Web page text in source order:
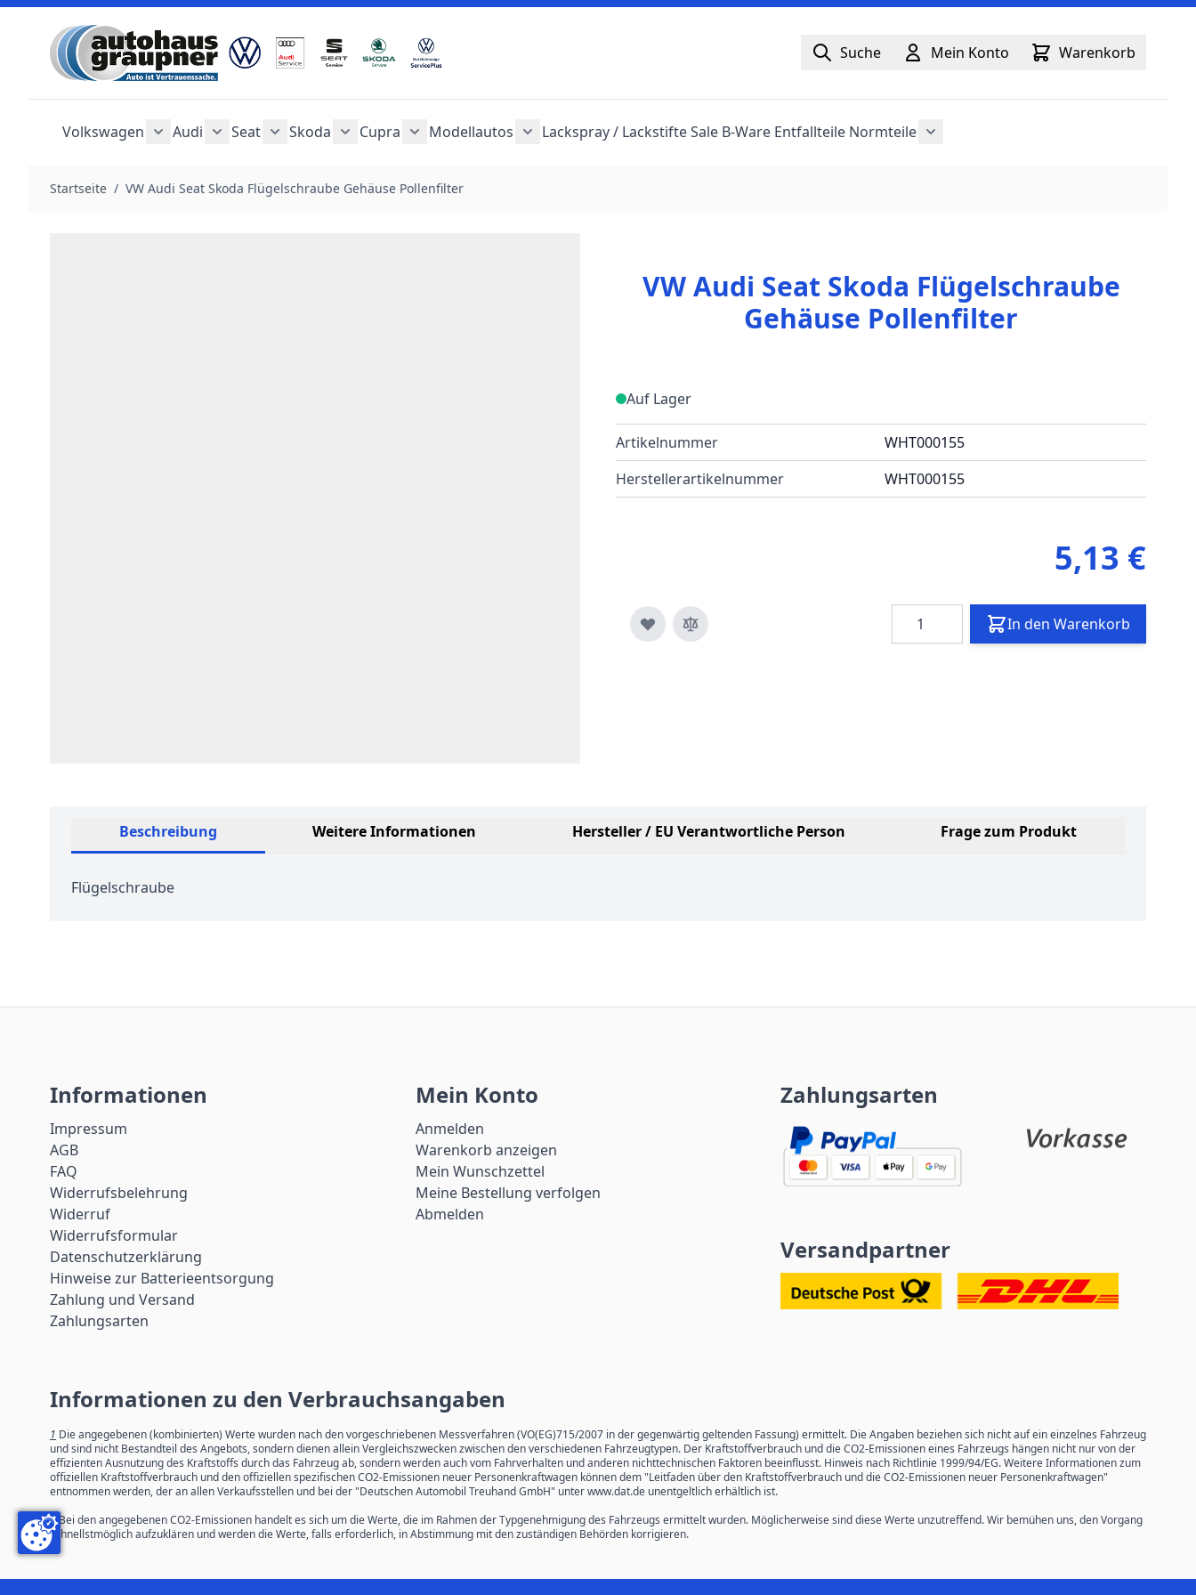
Zum Inhalt springen
Suche Mein Konto Warenkorb
Volkswagen
Audi
Seat
Skoda
Cupra
Modellautos
Lackspray / LackstifteSale B-Ware Entfallteile Normteile
Startseite / VW Audi Seat Skoda Flügelschraube Gehäuse Pollenfilter
VW Audi Seat Skoda Flügelschraube
Gehäuse Pollenfilter
Auf Lager
Artikelnummer
WHT000155
Herstellerartikelnummer
WHT000155
5,13 €
Menge In den Warenkorb
Beschreibung Weitere Informationen Hersteller / EU Verantwortliche Person Frage zum Produkt
Flügelschraube
Informationen
Impressum
AGB
FAQ
Widerrufsbelehrung
Widerruf
Widerrufsformular
Datenschutzerklärung
Hinweise zur Batterieentsorgung
Zahlung und Versand
Zahlungsarten
Mein Konto
Anmelden
Warenkorb anzeigen
Mein Wunschzettel
Meine Bestellung verfolgen
Abmelden
Zahlungsarten
Versandpartner
Informationen zu den Verbrauchsangaben
1 Die angegebenen (kombinierten) Werte wurden nach den vorgeschriebenen Messverfahren (VO(EG)715/2007 in der gegenwärtig geltenden Fassung) ermittelt. Die Angaben beziehen sich nicht auf ein einzelnes Fahrzeug
und sind nicht Bestandteil des Angebots, sondern dienen allein Vergleichszwecken zwischen den verschiedenen Fahrzeugtypen. Der Kraftstoffverbrauch und die CO2-Emissionen eines Fahrzeugs hängen nicht nur von der
effizienten Ausnutzung des Kraftstoffs durch das Fahrzeug ab, sondern werden auch vom Fahrverhalten und anderen nichttechnischen Faktoren beeinflusst. Hinweis nach Richtlinie 1999/94/EG. Weitere Informationen zum
offiziellen Kraftstoffverbrauch und den offiziellen spezifischen CO2-Emissionen neuer Personenkraftwagen können dem "Leitfaden über den Kraftstoffverbrauch und die CO2-Emissionen neuer Personenkraftwagen"
entnommen werden, der an allen Verkaufsstellen und bei der "Deutschen Automobil Treuhand GmbH" unter www.dat.de unentgeltlich erhältlich ist.
2 Bei den angegebenen CO2-Emissionen handelt es sich um die Werte, die im Rahmen der Typgenehmigung des Fahrzeugs ermittelt wurden. Möglicherweise sind diese Werte unzutreffend. Wir bemühen uns, den Vorgang
schnellstmöglich aufzuklären und werden die Werte, falls erforderlich, in Abstimmung mit den zuständigen Behörden korrigieren.